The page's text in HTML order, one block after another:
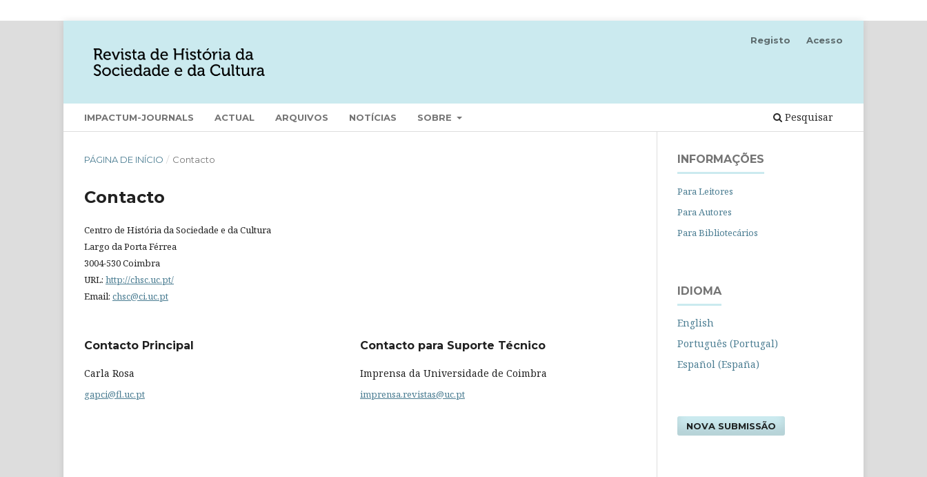
IMPACTUM-JOURNALS ACTUAL ARQUIVOS NOTÍCIAS SOBRE Pesquisar
Registo Acesso
PÁGINA DE INÍCIO / Contacto
Contacto
Centro de História da Sociedade e da Cultura
Largo da Porta Férrea
3004-530 Coimbra
URL: http://chsc.uc.pt/
Email: chsc@ci.uc.pt
Contacto Principal
Carla Rosa
gapci@fl.uc.pt
Contacto para Suporte Técnico
Imprensa da Universidade de Coimbra
imprensa.revistas@uc.pt
INFORMAÇÕES
Para Leitores
Para Autores
Para Bibliotecários
IDIOMA
English
Português (Portugal)
Español (España)
NOVA SUBMISSÃO